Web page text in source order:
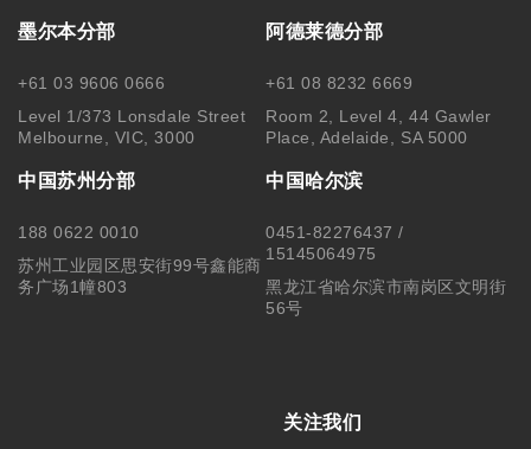
墨尔本分部
+61 03 9606 0666
Level 1/373 Lonsdale Street
Melbourne, VIC, 3000
阿德莱德分部
+61 08 8232 6669
Room 2, Level 4, 44 Gawler
Place, Adelaide, SA 5000
中国苏州分部
188 0622 0010
苏州工业园区思安街99号鑫能商
务广场1幢803
中国哈尔滨
0451-82276437 /
15145064975
黑龙江省哈尔滨市南岗区文明街
56号
关注我们